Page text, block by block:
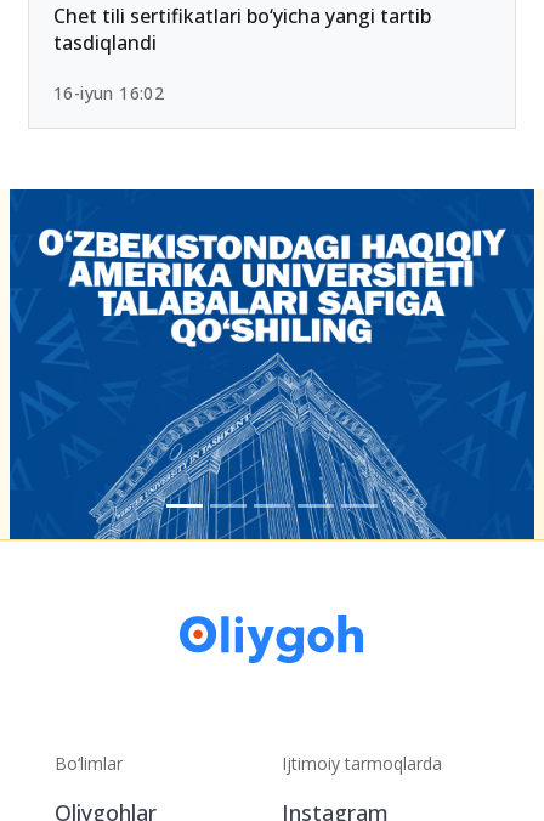
26-iyun 10:01
Chet tili sertifikatlari bo‘yicha yangi tartib
tasdiqlandi